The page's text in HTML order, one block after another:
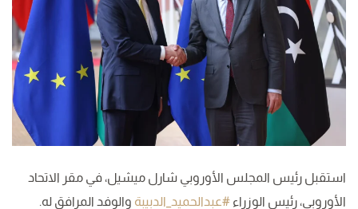
استقبل رئيس المجلس الأوروبي شارل ميشيل، في مقر الاتحاد
الأوروبي، رئيس الوزراء #عبدالحميد_الدبيبة والوفد المرافق له.